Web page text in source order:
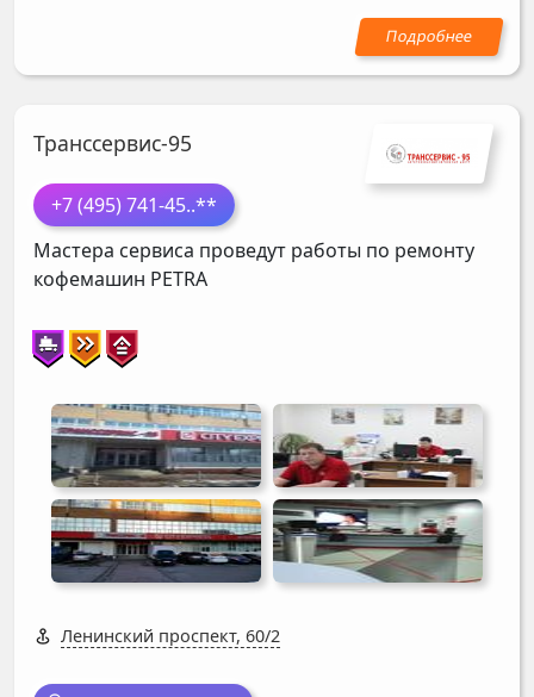
Транссервис-95
+7 (495) 741-45..**
Мастера сервиса проведут работы по ремонту
кофемашин PETRA
Ленинский проспект, 60/2